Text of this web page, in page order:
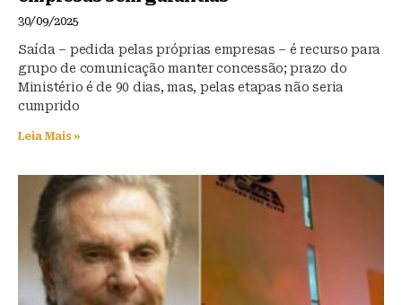
30/09/2025
Saída – pedida pelas próprias empresas – é recurso para
grupo de comunicação manter concessão; prazo do
Ministério é de 90 dias, mas, pelas etapas não seria
cumprido
Leia Mais »